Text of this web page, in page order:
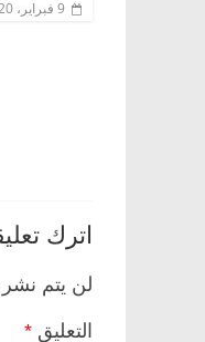
9 فبراير، 2020
اترك
لن يتم نشر
التعليق *